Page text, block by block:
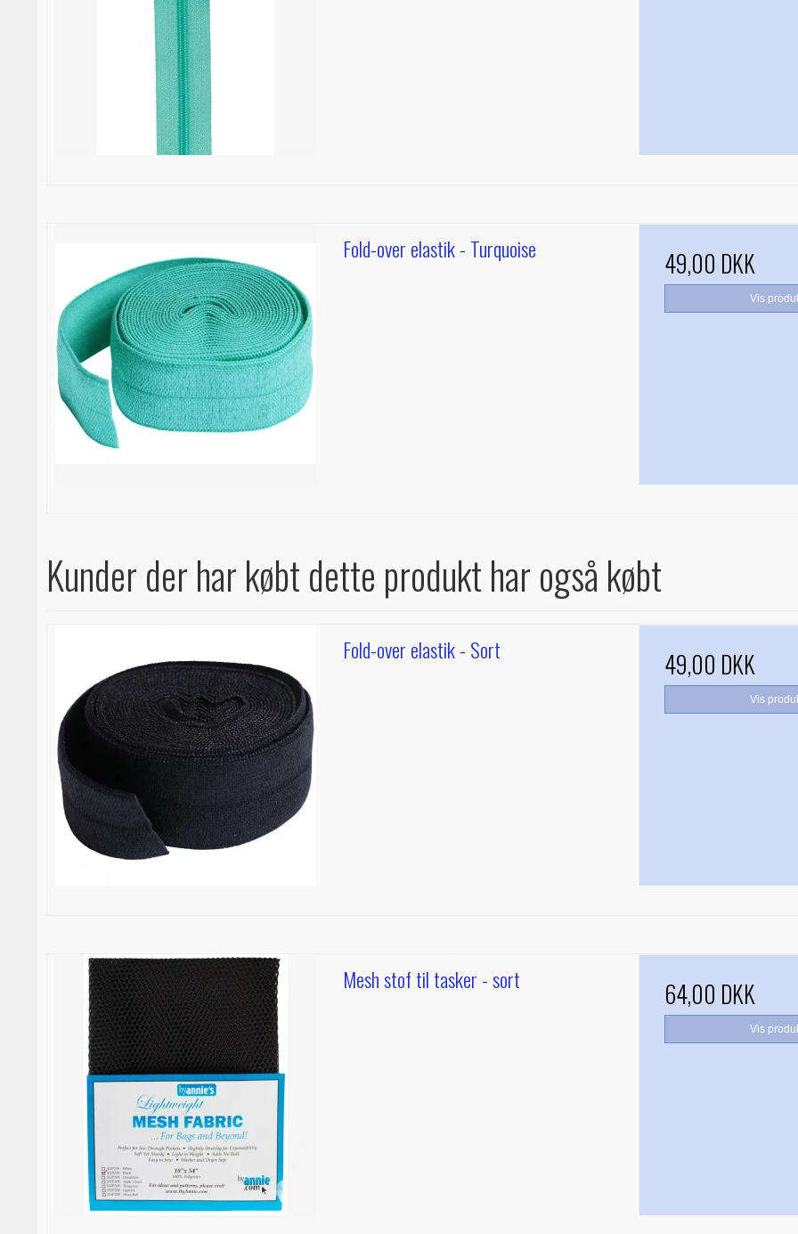
Fold-over elastik - Turquoise 49,00 DKK
Vis
Kunder der har købt dette produkt har også købt
Fold-over elastik - Sort 49,00 DKK
Vis
Mesh stof til tasker - sort 64,00 DKK
Vis